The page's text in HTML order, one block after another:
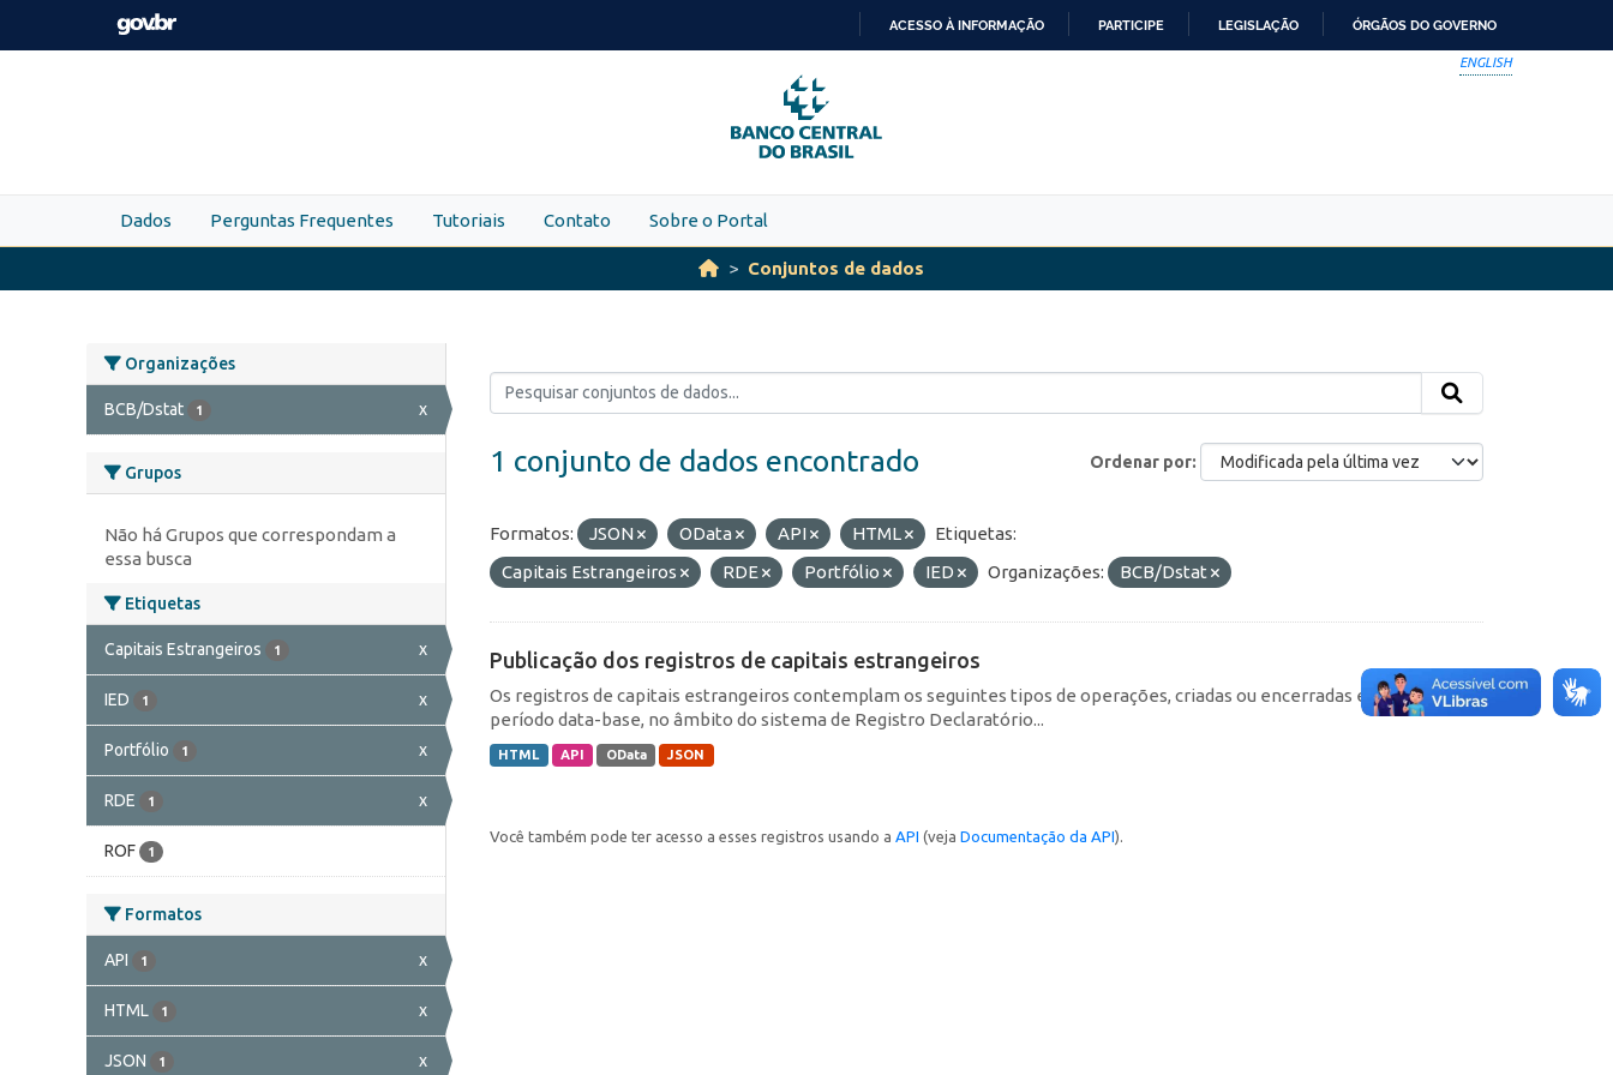
Skip to main content
PARA
O
CONTEÚDO
ACESSO À INFORMAÇÃO PARTICIPE LEGISLAÇÃO ÓRGÃOS DO GOVERNO
ENGLISH
Dados Perguntas Frequentes Tutoriais Contato Sobre o Portal
Conjuntos de dados
Organizações
BCB/Dstat 1 x
Grupos
Não há Grupos que correspondam a
essa busca
Etiquetas
Capitais Estrangeiros 1 x
IED 1 x
Portfólio 1 x
RDE 1 x
ROF 1
Formatos
API 1 x
HTML 1 x
JSON 1 x
Ordenar por
1 conjunto de dados encontrado
Formatos: JSON OData API HTML
Etiquetas:
Capitais Estrangeiros
RDE Portfólio IED Organizações: BCB/Dstat
Publicação dos registros de capitais estrangeiros
Os registros de capitais estrangeiros contemplam os seguintes tipos de operações, criadas ou encerradas em cada
período data-base, no âmbito do sistema de Registro Declaratório...
HTML API OData JSON
Você também pode ter acesso a esses registros usando a API (veja Documentação da API).